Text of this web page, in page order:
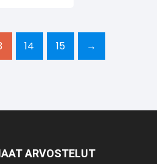
14 15 →
ARVOSTELUT